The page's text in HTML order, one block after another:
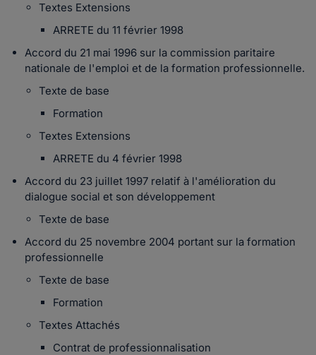
Textes Extensions
ARRETE du 11 février 1998
Accord du 21 mai 1996 sur la commission paritaire
nationale de l'emploi et de la formation professionnelle.
Texte de base
Formation
Textes Extensions
ARRETE du 4 février 1998
Accord du 23 juillet 1997 relatif à l'amélioration du
dialogue social et son développement
Texte de base
Accord du 25 novembre 2004 portant sur la formation
professionnelle
Texte de base
Formation
Textes Attachés
Contrat de professionnalisation